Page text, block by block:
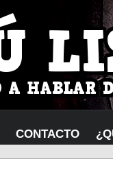
CONTACTO